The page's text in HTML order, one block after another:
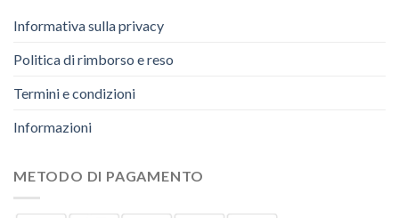
Informativa sulla privacy
Politica di rimborso e reso
Termini e condizioni
Informazioni
METODO DI PAGAMENTO